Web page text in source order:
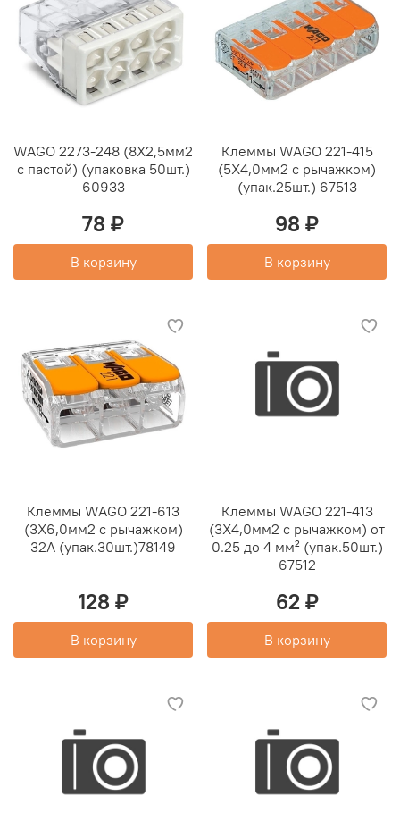
WAGO 2273-248 (8Х2,5мм2
с пастой) (упаковка 50шт.)
60933
78 ₽
В корзину
Клеммы WAGO 221-415
(5Х4,0мм2 с рычажком)
(упак.25шт.) 67513
98 ₽
В корзину
Клеммы WAGO 221-613
(3Х6,0мм2 с рычажком)
32А (упак.30шт.)78149
128 ₽
В корзину
Клеммы WAGO 221-413
(3Х4,0мм2 с рычажком) от
0.25 до 4 мм² (упак.50шт.)
67512
62 ₽
В корзину